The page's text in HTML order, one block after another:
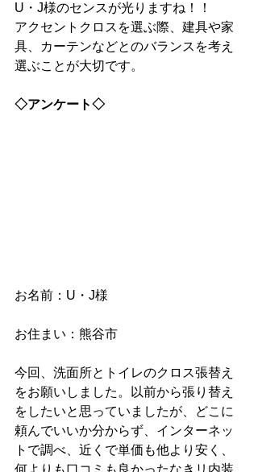
U・J様のセンスが光りますね！！
アクセントクロスを選ぶ際、建具や家
具、カーテンなどとのバランスを考え
選ぶことが大切です。
◇アンケート◇
お名前：U・J様
お住まい：熊谷市
今回、洗面所とトイレのクロス張替え
をお願いしました。以前から張り替え
をしたいと思っていましたが、どこに
頼んでいいか分からず、インターネッ
トで調べ、近くで単価も他より安く、
何よりも口コミも良かったなきリ内装